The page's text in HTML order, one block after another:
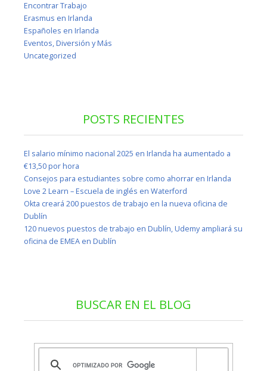
Encontrar Trabajo
Erasmus en Irlanda
Españoles en Irlanda
Eventos, Diversión y Más
Uncategorized
POSTS RECIENTES
El salario mínimo nacional 2025 en Irlanda ha aumentado a
€13,50 por hora
Consejos para estudiantes sobre como ahorrar en Irlanda
Love 2 Learn – Escuela de inglés en Waterford
Okta creará 200 puestos de trabajo en la nueva oficina de
Dublín
120 nuevos puestos de trabajo en Dublín, Udemy ampliará su
oficina de EMEA en Dublín
BUSCAR EN EL BLOG